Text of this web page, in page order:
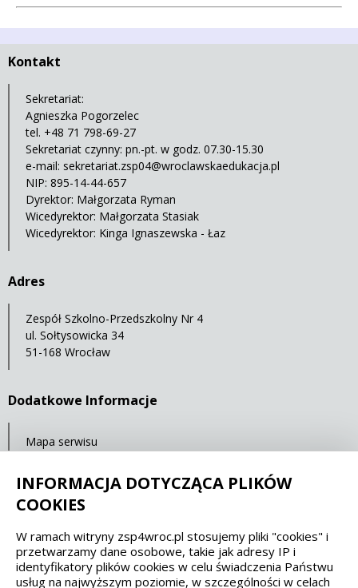
Kontakt
Sekretariat:
Agnieszka Pogorzelec
tel. +48 71 798-69-27
Sekretariat czynny: pn.-pt. w godz. 07.30-15.30
e-mail: sekretariat.zsp04@wroclawskaedukacja.pl
NIP: 895-14-44-657
Dyrektor: Małgorzata Ryman
Wicedyrektor: Małgorzata Stasiak
Wicedyrektor: Kinga Ignaszewska - Łaz
Adres
Zespół Szkolno-Przedszkolny Nr 4
ul. Sołtysowicka 34
51-168 Wrocław
Dodatkowe Informacje
Mapa serwisu
Spełniamy standardy dostępności oraz W3C
WCAG 2.1 SECTION 508 EAA/EN 301549
INFORMACJA DOTYCZĄCA PLIKÓW
COOKIES
W ramach witryny zsp4wroc.pl stosujemy pliki "cookies" i
przetwarzamy dane osobowe, takie jak adresy IP i
identyfikatory plików cookies w celu świadczenia Państwu
usług na najwyższym poziomie, w szczególności w celach